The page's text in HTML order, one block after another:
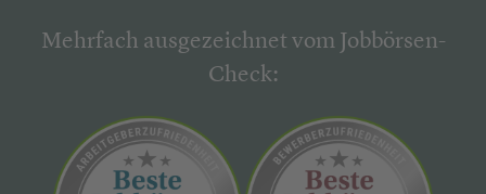
Mehrfach ausgezeichnet vom Jobbörsen-
Check: